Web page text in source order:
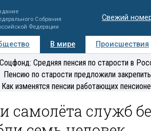
Собрания
Федерации
Свежий
В мире Происшествия
Регионы Медиацентр
Соцфонд: Средняя пенсия по старости в
Пенсию по старости предложили
Как изменятся пенсии работающих
самолёта служб